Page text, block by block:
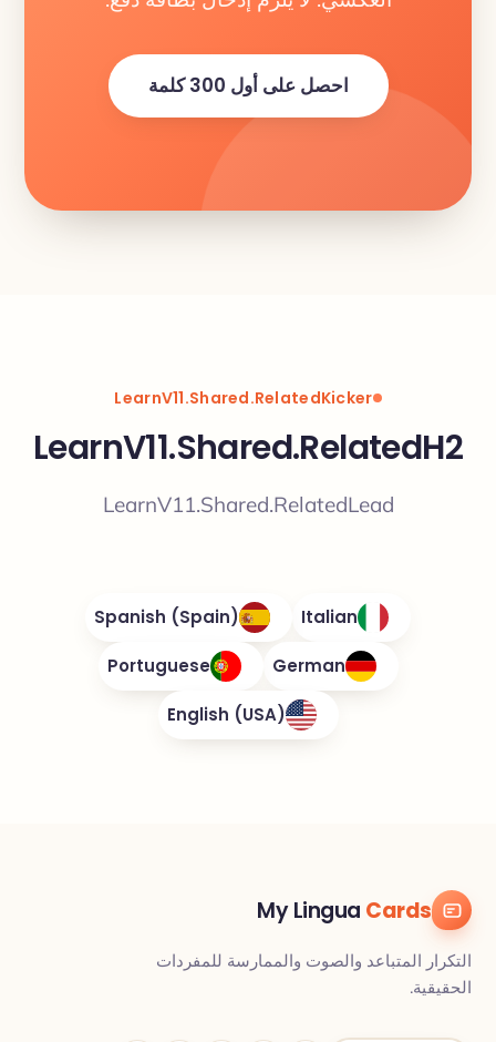
احصل على أول 300 كلمة
LearnV11.Shared.RelatedKicker
LearnV11.Shared.RelatedH2
LearnV11.Shared.RelatedLead
Italian
Spanish (Spain)
German
Portuguese
English (USA)
My Lingua Cards
التكرار المتباعد والصوت والممارسة للمفردات
الحقيقية.